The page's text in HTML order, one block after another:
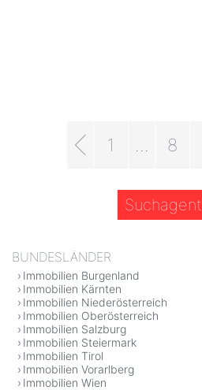
1 8
Suchagent
BUNDESLÄNDER
Immobilien Burgenland
Immobilien Kärnten
Immobilien Niederösterreich
Immobilien Oberösterreich
Immobilien Salzburg
Immobilien Steiermark
Immobilien Tirol
Immobilien Vorarlberg
Immobilien Wien